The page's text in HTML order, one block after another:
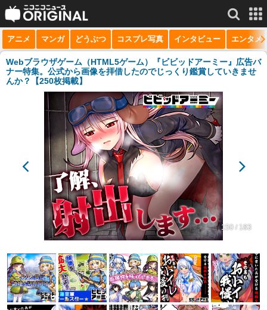
サービス一覧 もっと見る
niconico
動画
生放送
ニュース
チャンネル
ニコニコQ
アニメ マンガ どうぶつ コスプレ写真 インタビュー エンタメ
Webブラウザゲーム（HTML5ゲーム）『ビビッドアーミー』広告バ
ナー特集。公式から画像を拝借したのでじっくり鑑賞していきませ
んか？【250枚掲載】
150 / 183